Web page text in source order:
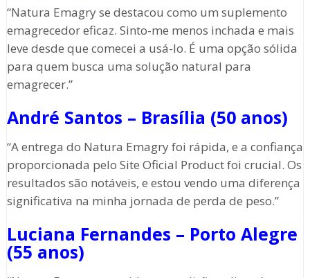
“Natura Emagry se destacou como um suplemento
emagrecedor eficaz. Sinto-me menos inchada e mais
leve desde que comecei a usá-lo. É uma opção sólida
para quem busca uma solução natural para
emagrecer.”
André Santos – Brasília (50 anos)
“A entrega do Natura Emagry foi rápida, e a confiança
proporcionada pelo Site Oficial Product foi crucial. Os
resultados são notáveis, e estou vendo uma diferença
significativa na minha jornada de perda de peso.”
Luciana Fernandes – Porto Alegre
(55 anos)